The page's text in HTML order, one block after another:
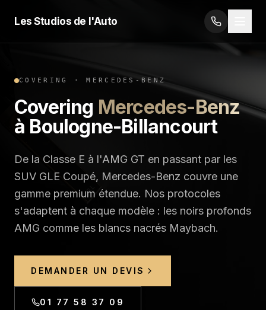
Les Studios de l'Auto
COVERING ·MERCEDES-BENZ
Covering Mercedes-Benz
à Boulogne-Billancourt
De la Classe E à l'AMG GT en passant par les
SUV GLE Coupé, Mercedes-Benz couvre une
gamme premium étendue. Nos protocoles
s'adaptent à chaque modèle : les noirs profonds
AMG comme les blancs nacrés Maybach.
DEMANDER UN DEVIS
01 77 58 37 09